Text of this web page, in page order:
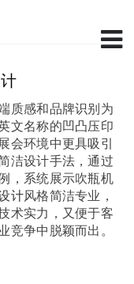
质感和品牌识别为
文名称的凹凸压印
会环境中更具吸引
洁设计手法，通过
，系统展示吹瓶机
计风格简洁专业，
术实力，又便于客
竞争中脱颖而出。